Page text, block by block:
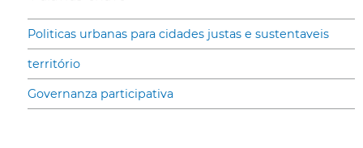
Politicas urbanas para cidades justas e sustentaveis
território
Governanza participativa